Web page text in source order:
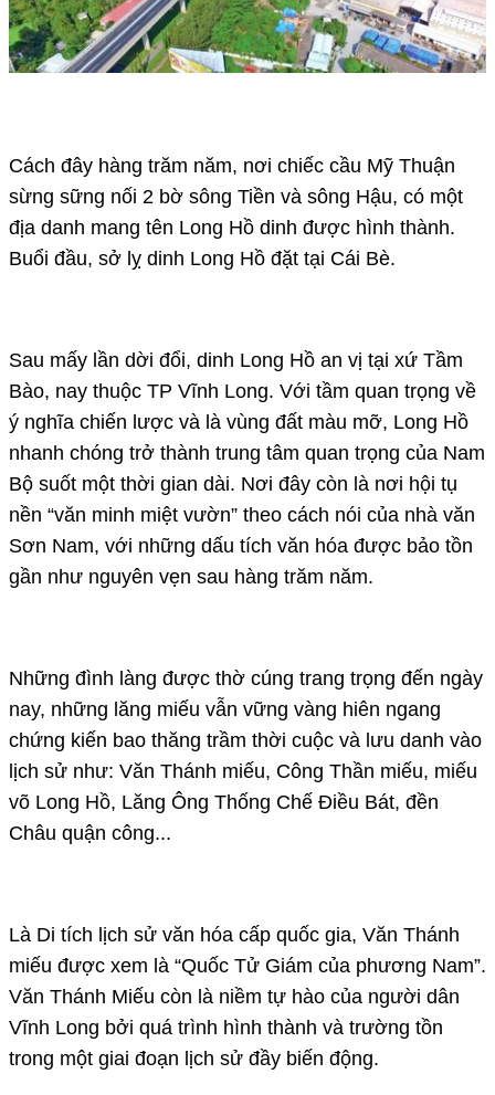
Cách đây hàng trăm năm, nơi chiếc cầu Mỹ Thuận
sừng sững nối 2 bờ sông Tiền và sông Hậu, có một
địa danh mang tên Long Hồ dinh được hình thành.
Buổi đầu, sở lỵ dinh Long Hồ đặt tại Cái Bè.
Sau mấy lần dời đổi, dinh Long Hồ an vị tại xứ Tầm
Bào, nay thuộc TP Vĩnh Long. Với tầm quan trọng về
ý nghĩa chiến lược và là vùng đất màu mỡ, Long Hồ
nhanh chóng trở thành trung tâm quan trọng của Nam
Bộ suốt một thời gian dài. Nơi đây còn là nơi hội tụ
nền “văn minh miệt vườn” theo cách nói của nhà văn
Sơn Nam, với những dấu tích văn hóa được bảo tồn
gần như nguyên vẹn sau hàng trăm năm.
Những đình làng được thờ cúng trang trọng đến ngày
nay, những lăng miếu vẫn vững vàng hiên ngang
chứng kiến bao thăng trầm thời cuộc và lưu danh vào
lịch sử như: Văn Thánh miếu, Công Thần miếu, miếu
võ Long Hồ, Lăng Ông Thống Chế Điều Bát, đền
Châu quận công...
Là Di tích lịch sử văn hóa cấp quốc gia, Văn Thánh
miếu được xem là “Quốc Tử Giám của phương Nam”.
Văn Thánh Miếu còn là niềm tự hào của người dân
Vĩnh Long bởi quá trình hình thành và trường tồn
trong một giai đoạn lịch sử đầy biến động.